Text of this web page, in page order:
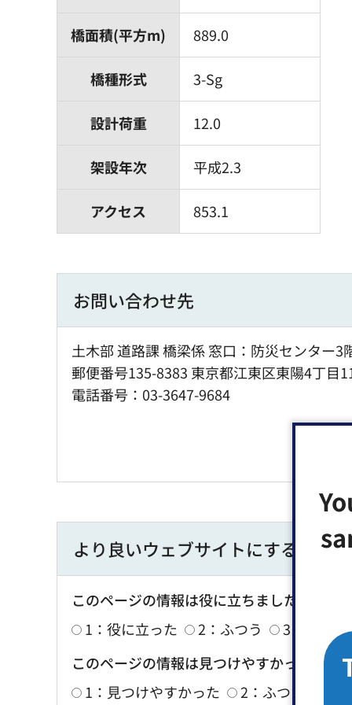
橋面積(平方m) 889.0
橋種形式 3-Sg
設計荷重 12.0
架設年次 平成2.3
アクセス 853.1
お問い合わせ先
土木部 道路課 橋梁係 窓口：防災センター3
郵便番号135-8383 東京都江東区東陽4丁目
電話番号：03-3647-9684
より良いウェブサイトにするため
このページの情報は役に立ちましたか？
1：役に立った
2：ふつう
3：役に
このページの情報は見つけやすかったです
1：見つけやすかった
2：ふつう